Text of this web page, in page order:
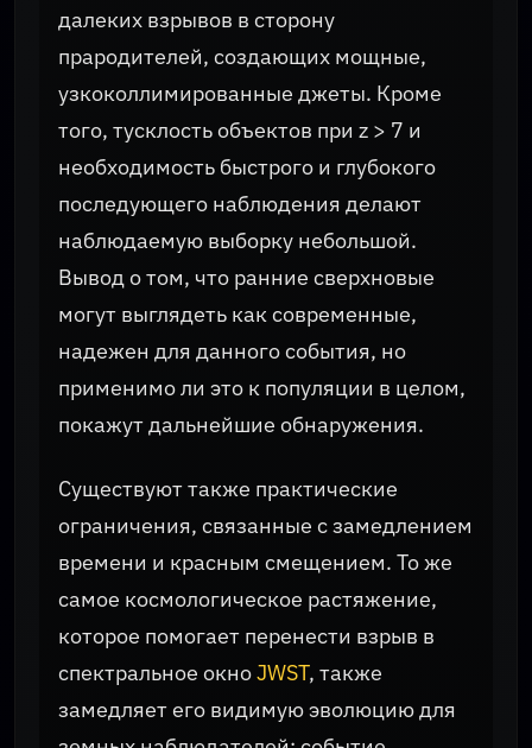
далеких взрывов в сторону
прародителей, создающих мощные,
узкоколлимированные джеты. Кроме
того, тусклость объектов при z > 7 и
необходимость быстрого и глубокого
последующего наблюдения делают
наблюдаемую выборку небольшой.
Вывод о том, что ранние сверхновые
могут выглядеть как современные,
надежен для данного события, но
применимо ли это к популяции в целом,
покажут дальнейшие обнаружения.
Существуют также практические
ограничения, связанные с замедлением
времени и красным смещением. То же
самое космологическое растяжение,
которое помогает перенести взрыв в
спектральное окноJWST, также
замедляет его видимую эволюцию для